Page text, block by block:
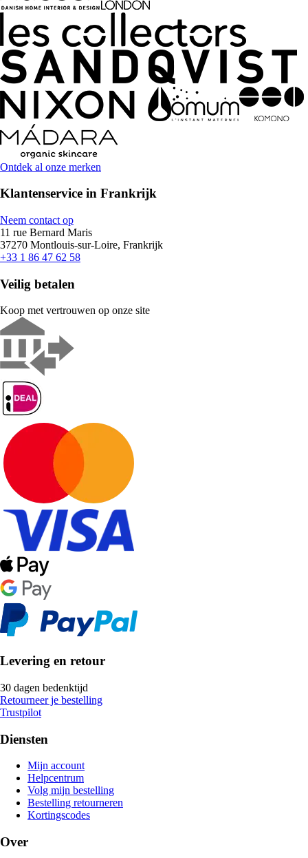
Ontdek al onze merken
Klantenservice in Frankrijk
Neem contact op
11 rue Bernard Maris
37270 Montlouis-sur-Loire, Frankrijk
+33 1 86 47 62 58
Veilig betalen
Koop met vertrouwen op onze site
Levering en retour
30 dagen bedenktijd
Retourneer je bestelling
Trustpilot
Diensten
Mijn account
Helpcentrum
Volg mijn bestelling
Bestelling retourneren
Kortingscodes
Over